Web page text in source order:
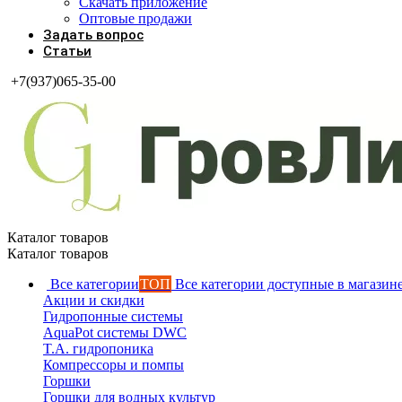
Оптовые продажи
Задать вопрос
Статьи
+7(937)065-35-00
Каталог товаров
Каталог товаров
Все категорииТОП Все категории доступные в
Акции и скидки
Гидропонные системы
AquaPot системы DWC
T.A. гидропоника
Компрессоры и помпы
Горшки
Горшки для водных культур